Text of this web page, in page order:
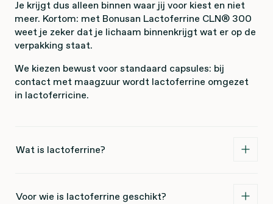
Je krijgt dus alleen binnen waar jij voor kiest en niet
meer. Kortom: met Bonusan Lactoferrine CLN® 300
weet je zeker dat je lichaam binnenkrijgt wat er op de
verpakking staat.
We kiezen bewust voor standaard capsules: bij
contact met maagzuur wordt lactoferrine omgezet
in lactoferricine.
Wat is lactoferrine?
Voor wie is lactoferrine geschikt?